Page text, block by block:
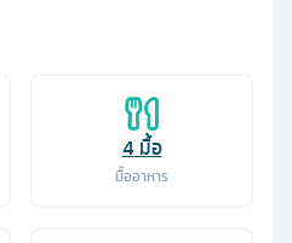
4 มื้อ
มื้ออาหาร